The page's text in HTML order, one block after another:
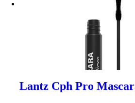
Lantz Cph Pro